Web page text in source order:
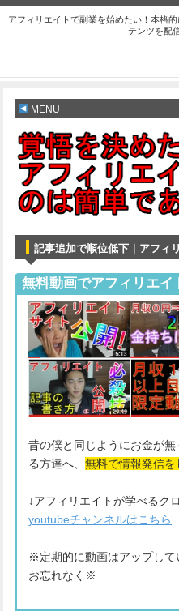
アフィリエイトで副業を始めたい！本格
テンツを配
MENU
記事追加で順位低下｜アフィ
無料動画でアフィリエイ
昔の僕と同じようにお金が
る方達へ、無料で情報発信を
↓アフィリエイトが学べるク
youtubeチャンネルはこちら
※定期的に動画はアップして
お忘れなく※